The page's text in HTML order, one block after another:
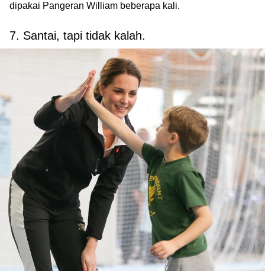
dipakai Pangeran William beberapa kali.
7. Santai, tapi tidak kalah.